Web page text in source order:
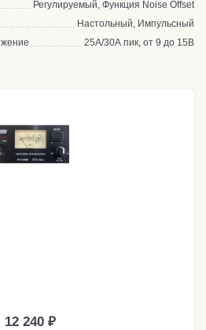
Регулируемый, Функция Noise Offset
Настольный, Импульсный
25А/30А пик, от 9 до 15В
12 240 ₽